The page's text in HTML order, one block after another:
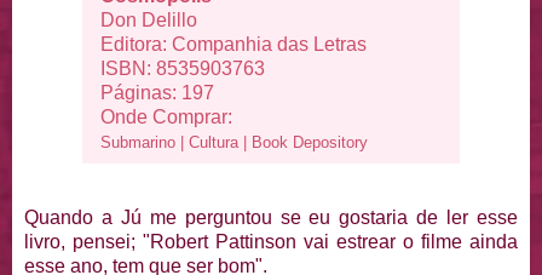
Don Delillo
Editora: Companhia das Letras
ISBN: 8535903763
Páginas: 197
Onde Comprar:
Submarino |Cultura | Book Depository
Quando a Jú me perguntou se eu gostaria de ler esse
livro, pensei; "Robert Pattinson vai estrear o filme ainda
esse ano, tem que ser bom".